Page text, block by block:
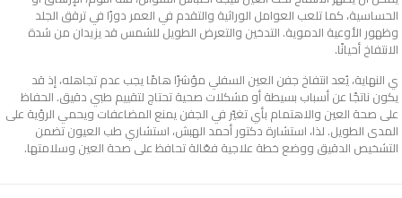
الحساسية، كما تلعب العوامل الوراثية والتقدم في العمر دورًا في ترقق الجلد
وظهور الأوعية الدموية. التدخين والتعرض الطويل للشمس قد يزيدان من شدة
الانتفاخ أحيانًا.
ي النهاية، يُعد انتفاخ جفن العين السفلي مؤشرًا هامًا يجب عدم تجاهله، إذ قد
يكون ناتجًا عن أسباب بسيطة أو مشكلات صحية تحتاج لتقييم طبي دقيق. الحفاظ
على صحة العين والاهتمام بأي تغيّر في الجفن يمنع المضاعفات ويحمي الرؤية على
المدى الطويل. لذا، استشارة دكتور أحمد الهبش، استشاري طب العيون تضمن
التشخيص الدقيق ووضع خطة علاجية فعّالة تحافظ على صحة العين وسلامتها.